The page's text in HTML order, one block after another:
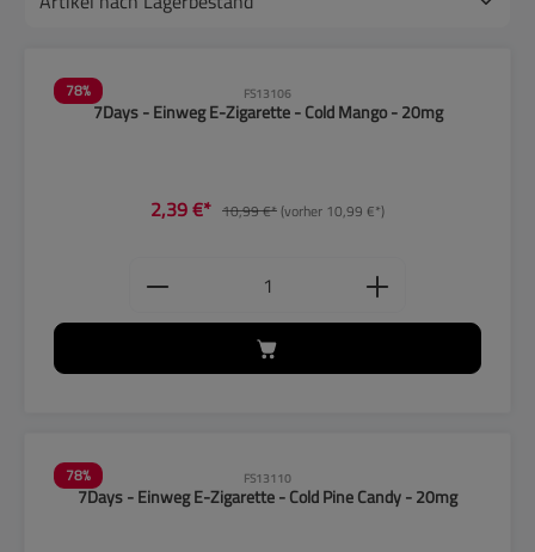
78% FS13106
7Days - Einweg E-Zigarette - Cold Mango - 20mg
2,39 €* 10,99 €*(vorher 10,99 €*)
Produkt Anzahl: Gib den
78% FS13110
7Days - Einweg E-Zigarette - Cold Pine Candy - 20mg